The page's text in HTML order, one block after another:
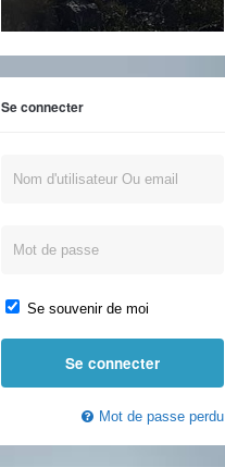
Se connecter
Se souvenir de moi
Mot de passe perdu